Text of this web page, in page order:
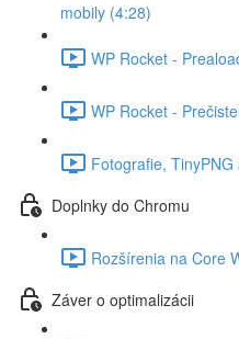
mobily (4:28)
WP Rocket -
WP Rocket -
Fotografie,
Doplnky do Chromu
Rozšírenia na Core
Záver o optimalizácii